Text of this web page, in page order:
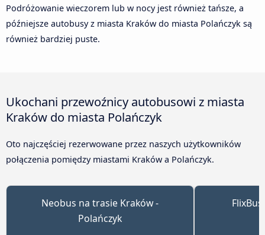
Podróżowanie wieczorem lub w nocy jest również tańsze, a
późniejsze autobusy z miasta Kraków do miasta Polańczyk są
również bardziej puste.
Ukochani przewoźnicy autobusowi z miasta
Kraków do miasta Polańczyk
Oto najczęściej rezerwowane przez naszych użytkowników
połączenia pomiędzy miastami Kraków a Polańczyk.
Neobus na trasie Kraków -
Polańczyk